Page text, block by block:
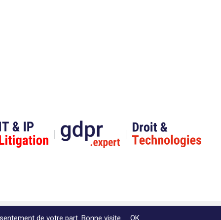
Website by Akimedia
de votre part. Bonne visite. OK